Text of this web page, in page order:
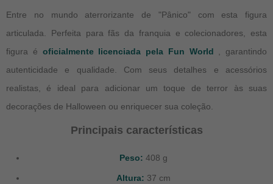
Entre no mundo aterrorizante de "Pânico" com esta figura
articulada.
Perfeita para fãs da franquia e colecionadores, esta
figura é oficialmente licenciada pela Fun World
, garantindo
autenticidade e qualidade. Com seus detalhes e acessórios
realistas, é ideal para adicionar um toque de terror às suas
decorações de Halloween ou enriquecer sua coleção.
Principais características
Peso: 408 g
Altura: 37 cm